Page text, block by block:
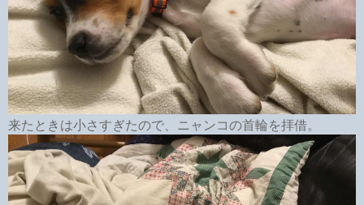
来たときは小さすぎたので、ニャンコの首輪を拝借。